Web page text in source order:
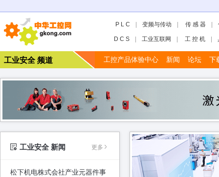
P L C 变频与传动 传 感 器
D C S 工业互联网 工 控 机
工业安全 频道 工控产品体验中心 新闻 论坛 下
工业安全 新闻 更多
松下机电株式会社产业元器件事